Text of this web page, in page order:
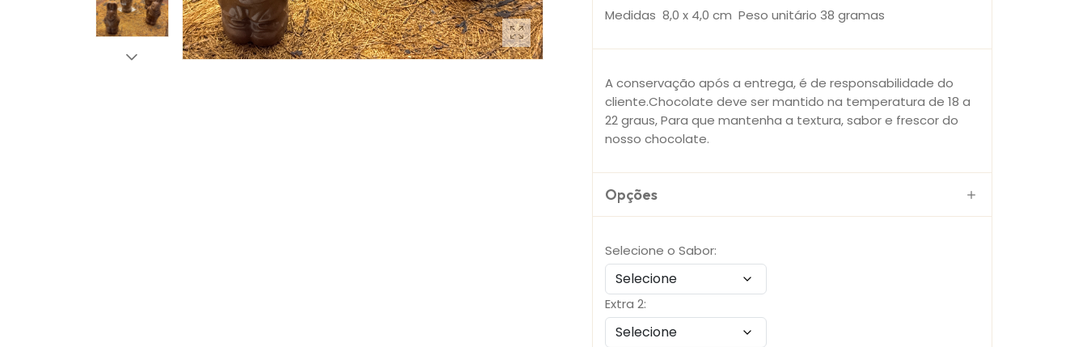
Medidas 8,0 x 4,0 cm Peso unitário 38 gramas
A conservação após a entrega, é de responsabilidade do
cliente.Chocolate deve ser mantido na temperatura de 18 a
22 graus, Para que mantenha a textura, sabor e frescor do
nosso chocolate.
Opções
Selecione o Sabor:
Extra 2: